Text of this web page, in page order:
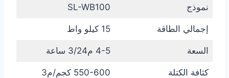
نموذج SL-WB100
إجمالي الطاقة 15 كيلو واط
السعة 4-5 م3/24 ساعة
كثافة الكتلة 550-600 كجم/م3